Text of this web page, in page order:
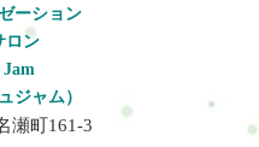
チを取り入れることが予防
みを根本からケアセルフケ
みや、毎日の疲れの蓄積
ます。Refresh Jamでは一人
行い、朝の痛みを和らげ、
るほど姿勢が崩れやすくな
・肩こり ・首こり ・腰痛
むくみ ・慢性的な疲労感長
理由調理中はシンクやコン
多く、この姿勢が続くこと
ーション
ロン
Jam
ジャム）
瀬町161-3